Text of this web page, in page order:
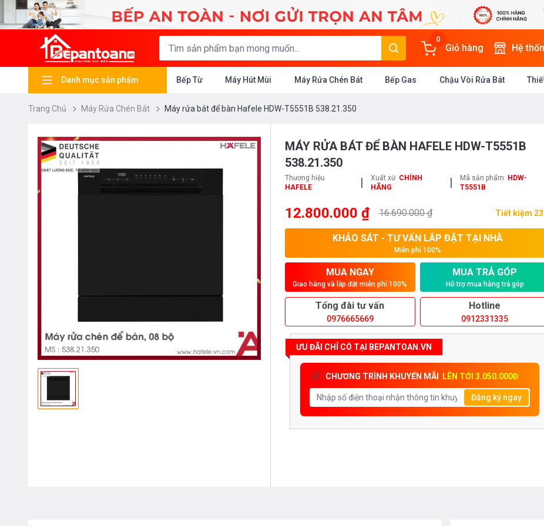
0
Giỏ hàng Hệ
Danh mục sản phẩm Bếp Từ Máy Hút Mùi Máy Rửa Chén Bát Bếp Gas Chậu Vòi Rửa Bát
Trang Chủ Máy Rửa Chén Bát Máy rửa bát để bàn Hafele HDW-T5551B 538.21.350
MÁY RỬA BÁT ĐỂ BÀN HAFELE HDW-T5551B
538.21.350
Thương hiệu
HAFELE
| Xuất xứ CHÍNH
HÃNG
| Mã sản phẩm
HDW-
T5551B
12.800.000 ₫ 16.690.000 ₫ Tiết kiệm
KHẢO SÁT - TƯ VẤN LẮP ĐẶT TẠI NHÀ
Miễn phí 100%
MUA NGAY
Giao hàng và lắp đặt miễn phí 100%
MUA TRẢ GÓP
Hỗ trợ mua hàng trả góp
Tổng đài tư vấn
0976665669
Hotline
0912331335
ƯU ĐÃI CHỈ CÓ TẠI BEPANTOAN.VN
CHƯƠNG TRÌNH KHUYẾN MÃI LÊN TỚI 3.050.000Đ
Đăng ký ngay